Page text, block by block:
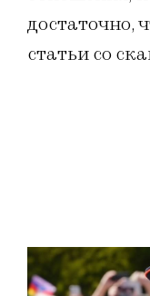
достаточно,
статьи со